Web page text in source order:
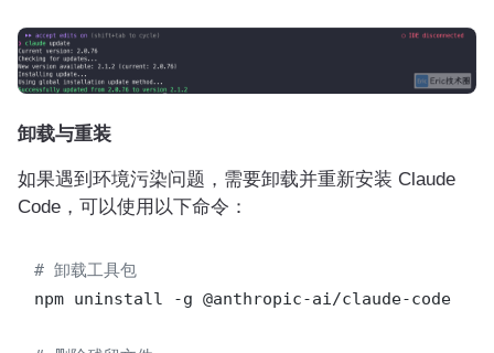
卸载与重装
如果遇到环境污染问题，需要卸载并重新安装 Claude
Code，可以使用以下命令：
# 卸载工具包
npm uninstall -g @anthropic-ai/claude-code